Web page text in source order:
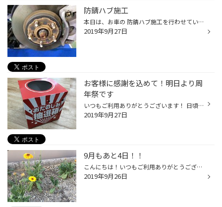
防錆ハブ施工
本日は、お車の 防錆ハブ施工を行わせていただきました。 タイヤ+ホイールを外させていただき、 ハブのサビを除去（可能な限り） そして、サビの進行を1年間抑えてくれる 防錆処理を行いました！ お客様のお車もタイヤ交換の際には、 ご検討してみてはいかがでしょうか。 お気軽にご相談くださいま...
2019年9月27日
お客様に感謝を込めて！明日より周
年祭です
いつもご利用ありがとうございます！ 日頃のお客様のご愛顧に感謝を込めて、 明日より２日間 周年祭です！ タイヤご購入のお客様には、ティッシュBOX３ケース そして、抽選クジへ参加いただけます！★豪華景品をご用意★ 合計５万以上のお客様には、イオン水1ケース お子様には、お菓子詰め合わせをプ...
2019年9月27日
9月もあと4日！！
こんにちは！いつもご利用ありがとうございます。 9月も残すところ、あと4日です！！！ １０月は増税しますし、当店では、 今週の２８日、２９日の周年祭がお買い得です♪♪♪ 是非、足を運んでみてください(^^)お待ちしております。 ここで、和むお写真を一枚！！ アルバイトの方が、育ててくださいま...
2019年9月26日